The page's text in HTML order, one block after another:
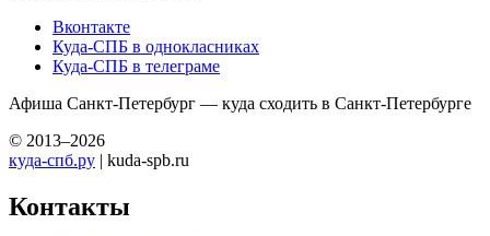
Вконтакте
Куда-СПБ в однокласниках
Куда-СПБ в телеграме
Афиша Санкт-Петербург — куда сходить в Санкт-Петербурге
© 2013–2026
куда-спб.ру | kuda-spb.ru
Контакты